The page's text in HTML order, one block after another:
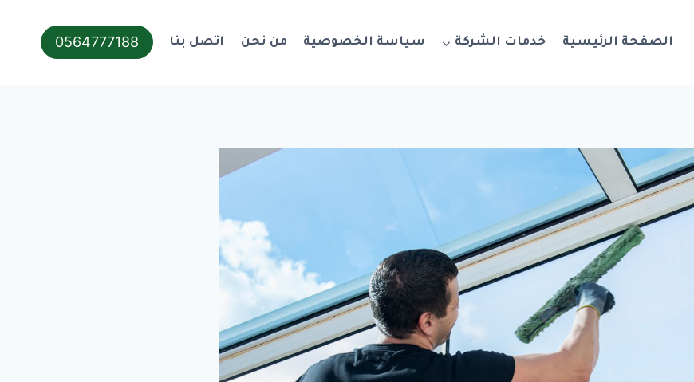
الصفحة الرئيسية خدمات الشركة سياسة الخصوصية من نحن اتصل بنا 0564777188